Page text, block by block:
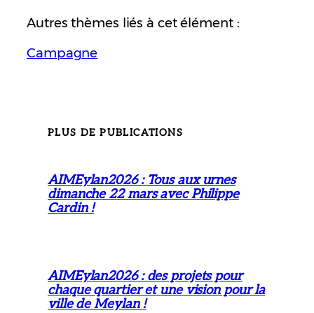
Autres thèmes liés à cet élément :
Campagne
PLUS DE PUBLICATIONS
AIMEylan2026 : Tous aux urnes
dimanche 22 mars avec Philippe
Cardin !
AIMEylan2026 : des projets pour
chaque quartier et une vision pour la
ville de Meylan !